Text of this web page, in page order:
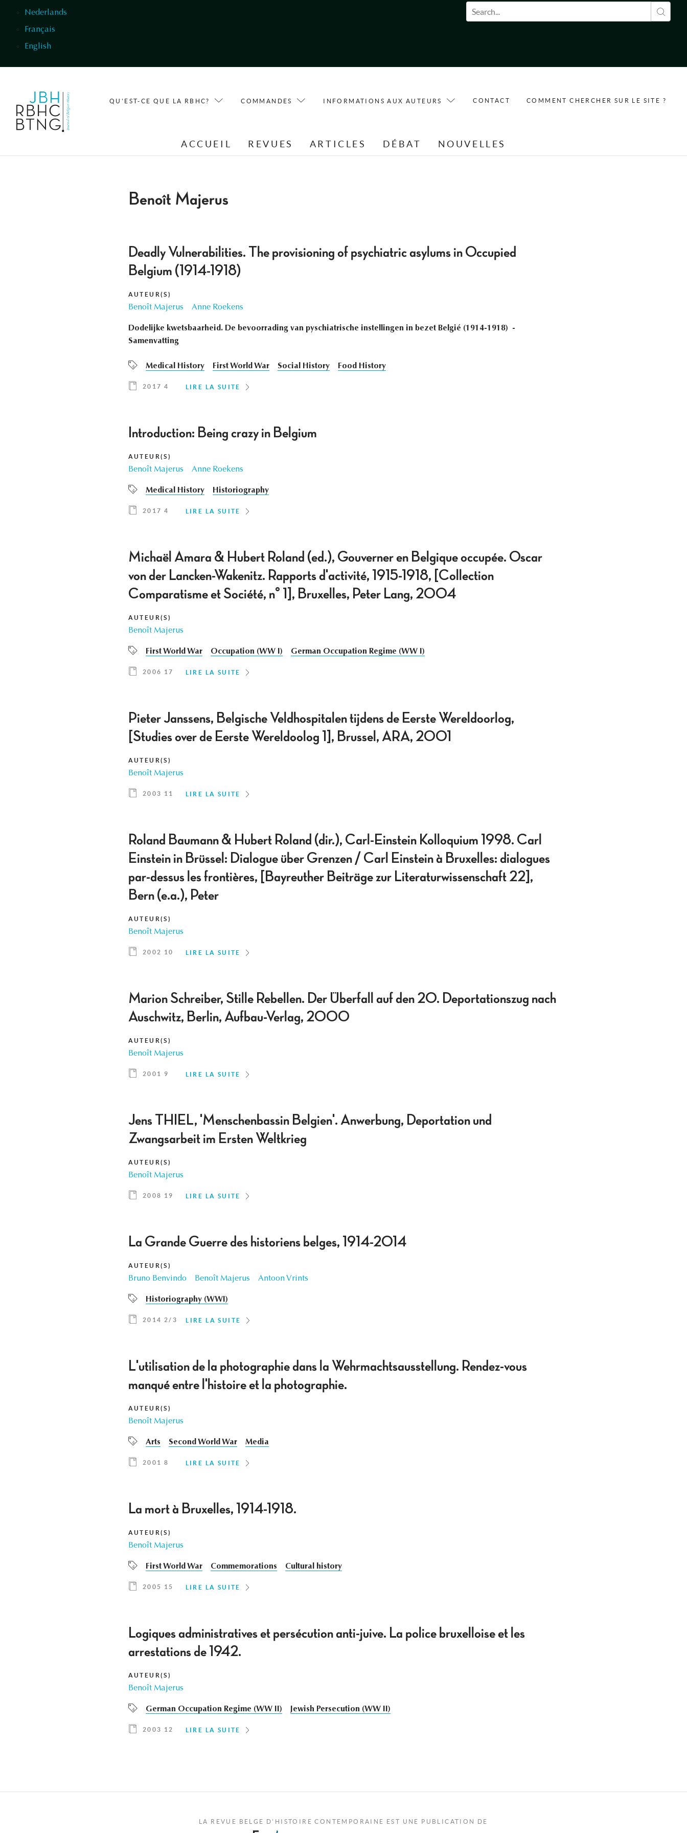
Nederlands
Français
English
Formulaire de recherche
QU'EST-CE QUE LA RBHC? COMMANDES INFORMATIONS AUX AUTEURS CONTACT COMMENT CHERCHER SUR LE SITE ?
ACCUEIL REVUES ARTICLES DÉBAT NOUVELLES
Benoît Majerus
Deadly Vulnerabilities. The provisioning of psychiatric asylums in Occupied
Belgium (1914-1918)
AUTEUR(S)
Benoît Majerus Anne Roekens
Dodelijke kwetsbaarheid. De bevoorrading van pyschiatrische instellingen in bezet Belgié (1914-1918) -
Samenvatting
Medical History First World War Social History Food History
2017 4 LIRE LA SUITE
Introduction: Being crazy in Belgium
AUTEUR(S)
Benoît Majerus Anne Roekens
Medical History Historiography
2017 4 LIRE LA SUITE
Michaël Amara & Hubert Roland (ed.), Gouverner en Belgique occupée. Oscar
von der Lancken-Wakenitz. Rapports d'activité, 1915-1918, [Collection
Comparatisme et Société, n° 1], Bruxelles, Peter Lang, 2004
AUTEUR(S)
Benoît Majerus
First World War Occupation (WW I) German Occupation Regime (WW I)
2006 17 LIRE LA SUITE
Pieter Janssens, Belgische Veldhospitalen tijdens de Eerste Wereldoorlog,
[Studies over de Eerste Wereldoolog 1], Brussel, ARA, 2001
AUTEUR(S)
Benoît Majerus
2003 11 LIRE LA SUITE
Roland Baumann & Hubert Roland (dir.), Carl-Einstein Kolloquium 1998. Carl
Einstein in Brüssel: Dialogue über Grenzen / Carl Einstein à Bruxelles: dialogues
par-dessus les frontières, [Bayreuther Beiträge zur Literaturwissenschaft 22],
Bern (e.a.), Peter
AUTEUR(S)
Benoît Majerus
2002 10 LIRE LA SUITE
Marion Schreiber, Stille Rebellen. Der Überfall auf den 20. Deportationszug nach
Auschwitz, Berlin, Aufbau-Verlag, 2000
AUTEUR(S)
Benoît Majerus
2001 9 LIRE LA SUITE
Jens THIEL, 'Menschenbassin Belgien'. Anwerbung, Deportation und
Zwangsarbeit im Ersten Weltkrieg
AUTEUR(S)
Benoît Majerus
2008 19 LIRE LA SUITE
La Grande Guerre des historiens belges, 1914-2014
AUTEUR(S)
Bruno Benvindo Benoît Majerus Antoon Vrints
Historiography (WWI)
2014 2/3 LIRE LA SUITE
L'utilisation de la photographie dans la Wehrmachtsausstellung. Rendez-vous
manqué entre l'histoire et la photographie.
AUTEUR(S)
Benoît Majerus
Arts Second World War Media
2001 8 LIRE LA SUITE
La mort à Bruxelles, 1914-1918.
AUTEUR(S)
Benoît Majerus
First World War Commemorations Cultural history
2005 15 LIRE LA SUITE
Logiques administratives et persécution anti-juive. La police bruxelloise et les
arrestations de 1942.
AUTEUR(S)
Benoît Majerus
German Occupation Regime (WW II) Jewish Persecution (WW II)
2003 12 LIRE LA SUITE
LA REVUE BELGE D'HISTOIRE CONTEMPORAINE EST UNE PUBLICATION DE